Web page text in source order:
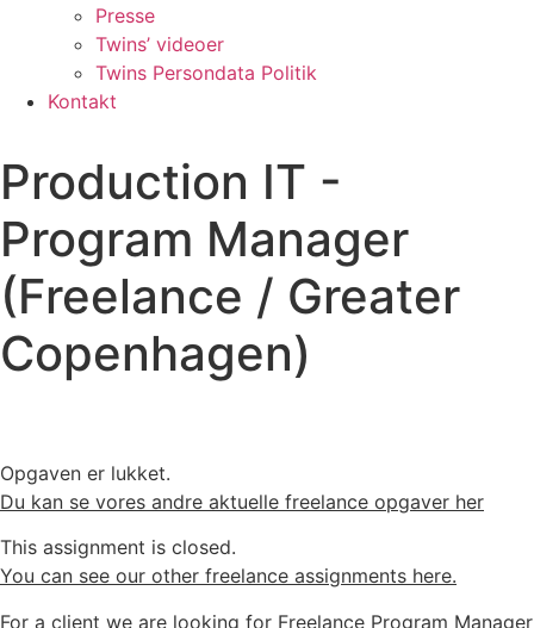
Presse
Twins’ videoer
Twins Persondata Politik
Kontakt
Production IT -
Program Manager
(Freelance / Greater
Copenhagen)
Opgaven er lukket.
Du kan se vores andre aktuelle freelance opgaver her
This assignment is closed.
You can see our other freelance assignments here.
For a client we are looking for Freelance Program Manager